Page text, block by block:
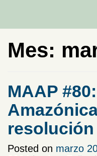
Mes:
MAAP
resolución
Posted on marzo